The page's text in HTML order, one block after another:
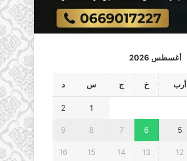
أغسطس 2026
أرب خ ج س د
1
2
5
6
7
8
9
12
13
14
15
16